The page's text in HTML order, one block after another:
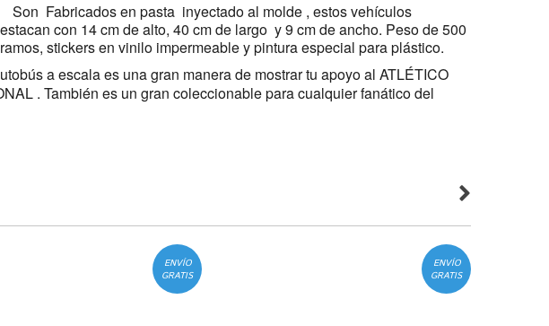
Son Fabricados en pasta inyectado al molde , estos vehículos
con 14 cm de alto, 40 cm de largo y 9 cm de ancho. Peso de 500
stickers en vinilo impermeable y pintura especial para plástico.
a escala es una gran manera de mostrar tu apoyo al ATLÉTICO
. También es un gran coleccionable para cualquier fanático del
ENVÍO
GRATIS
ENVÍO
GRATIS